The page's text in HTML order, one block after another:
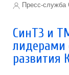
Пресс-служба
СинТЗ и
лидерами
развития